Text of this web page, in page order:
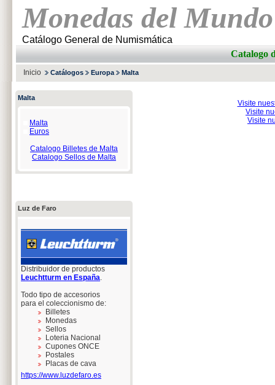
Monedas del Mundo
Catálogo General de Numismática
Catalogo
Inicio Catálogos Europa Malta
Malta
Malta
Euros
Catalogo Billetes de Malta
Catalogo Sellos de Malta
Luz de Faro
Distribuidor de productos
Leuchtturm en España.
Todo tipo de accesorios
para el coleccionismo de:
Billetes
Monedas
Sellos
Loteria Nacional
Cupones ONCE
Postales
Placas de cava
https://www.luzdefaro.es
Visite
Visite
Visite